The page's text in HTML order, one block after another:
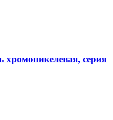
хромоникелевая, серия